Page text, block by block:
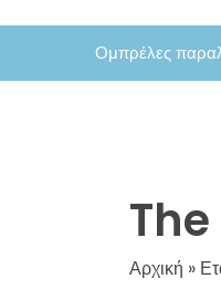
Ομπρέλες
Αρχική »